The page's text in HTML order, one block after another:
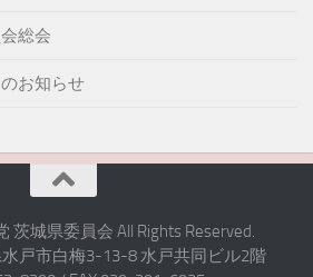
総会
お知らせ
茨城県委員会 All Rights Reserved.
戸市白梅3-13-8 水戸共同ビル2階